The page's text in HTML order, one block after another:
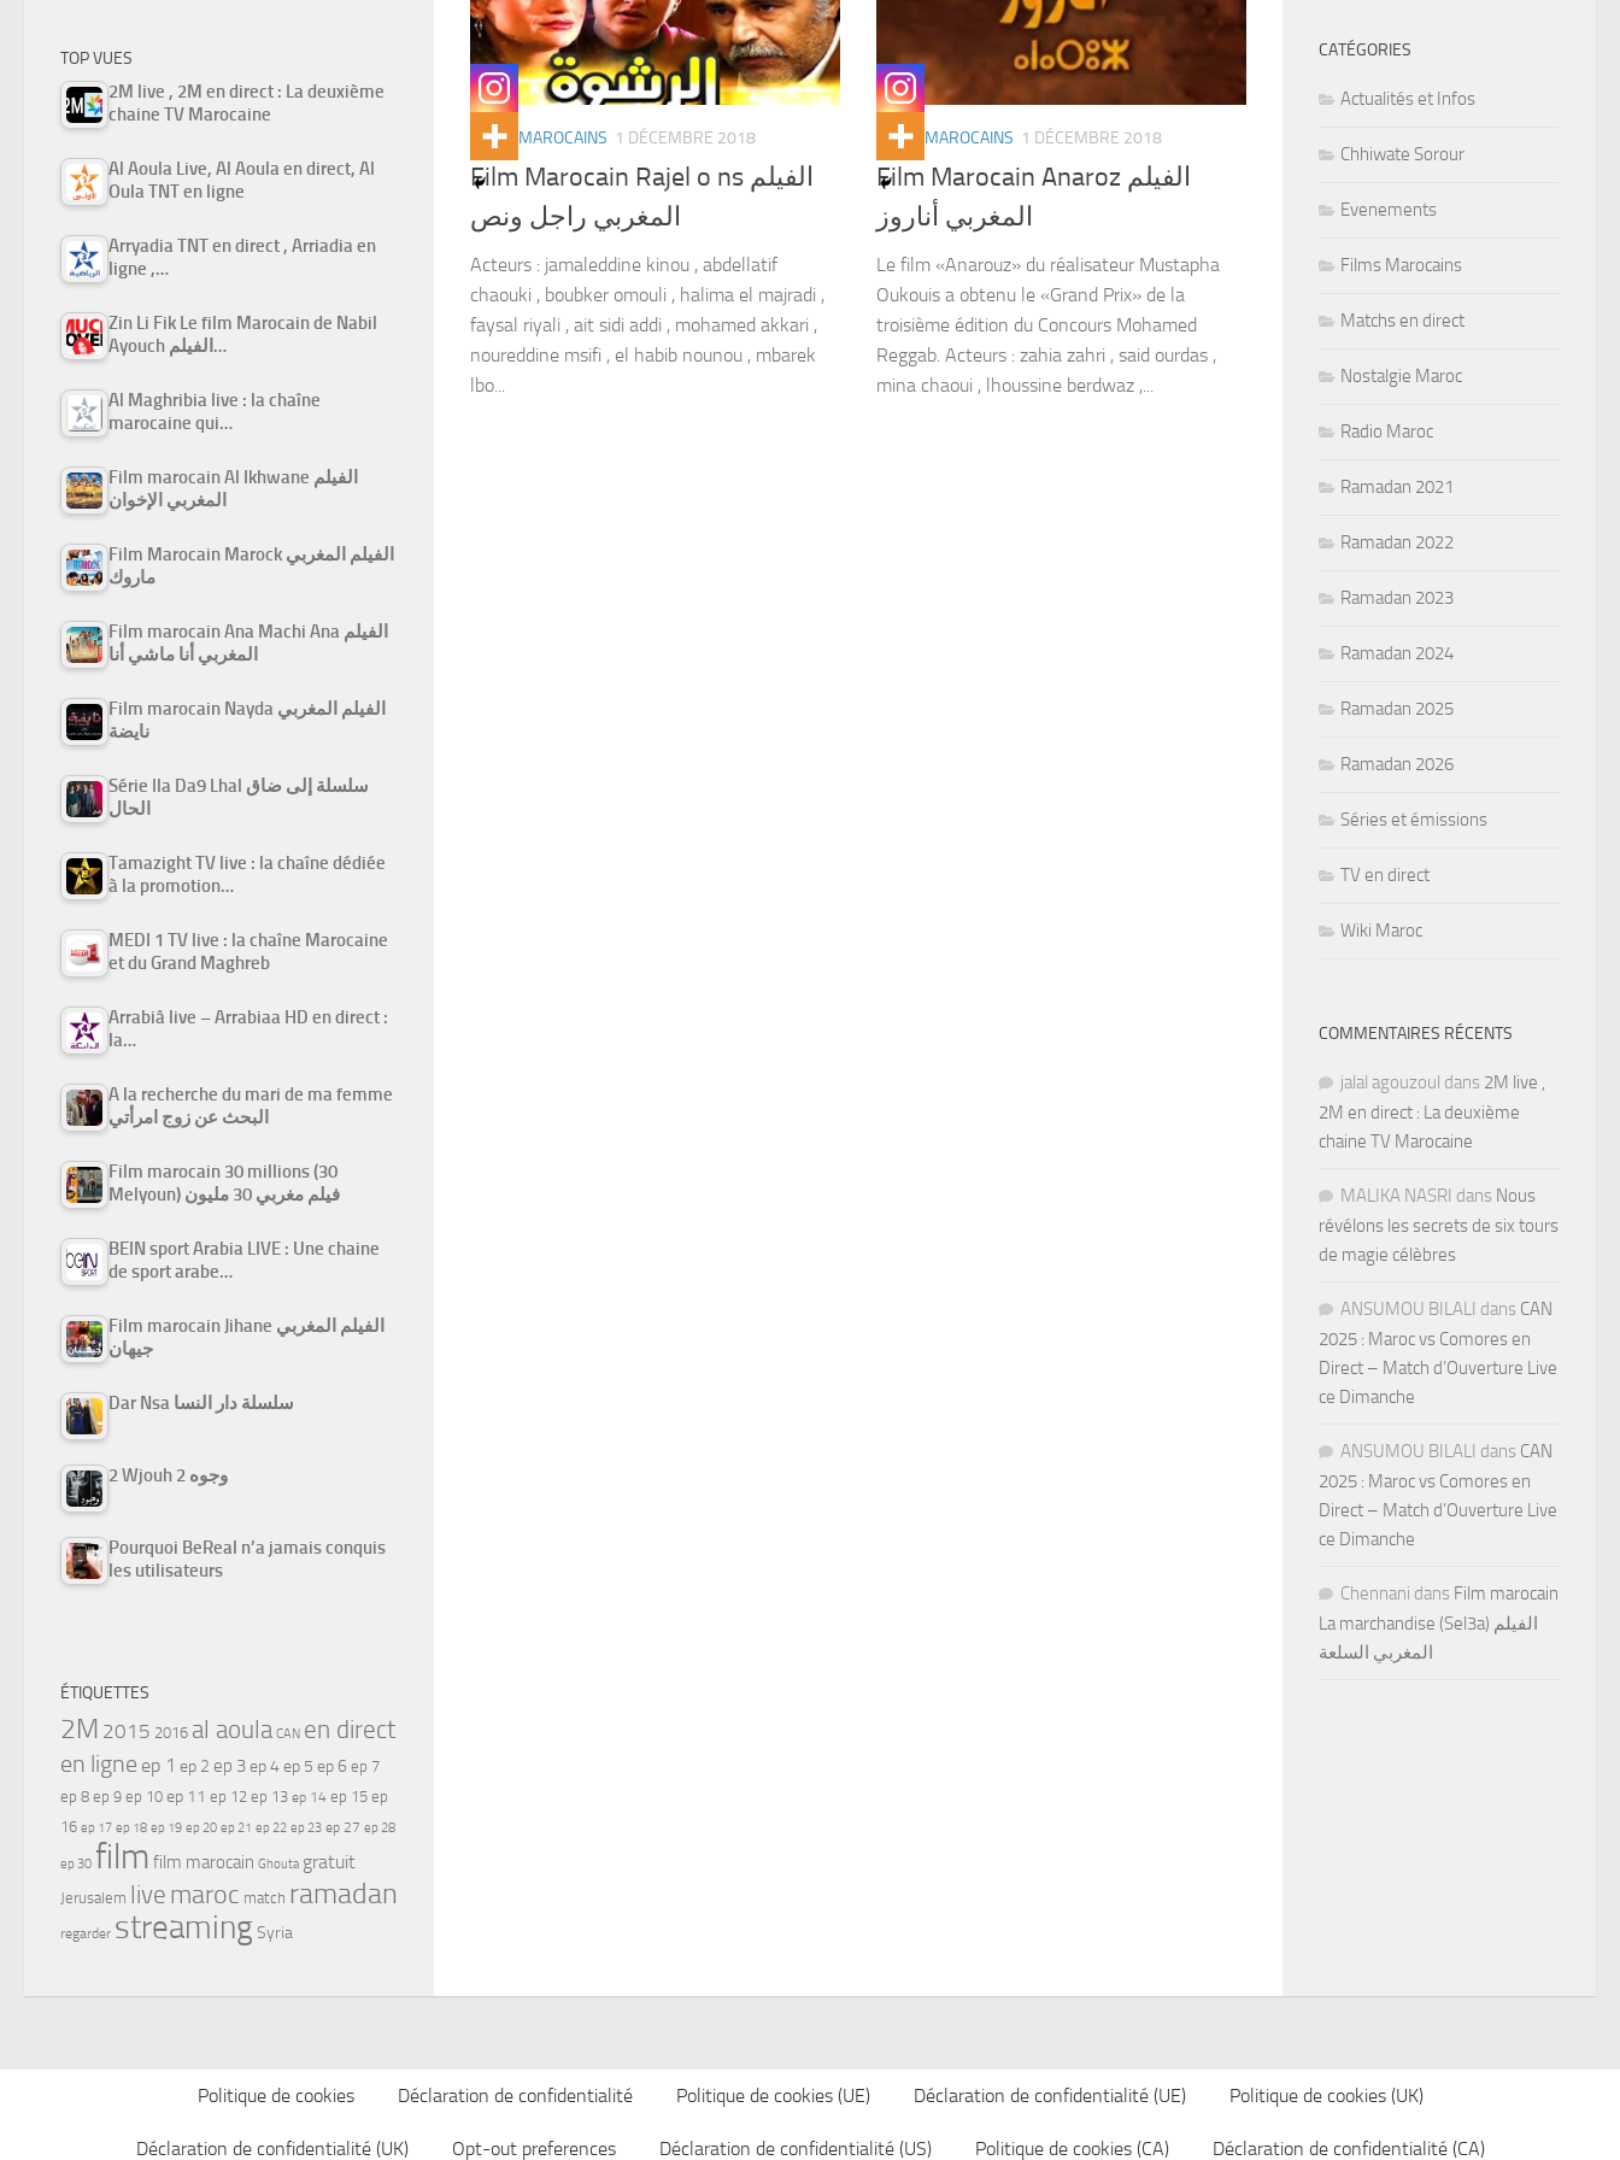
FILMS MAROCAINS 1 DÉCEMBRE 2018
Film Marocain Rajel o ns الفيلم
المغربي راجل ونص
Acteurs : jamaleddine kinou , abdellatif
chaouki , boubker omouli , halima el majradi ,
faysal riyali , ait sidi addi , mohamed akkari ,
noureddine msifi , el habib nounou , mbarek
lbo...
FILMS MAROCAINS 1 DÉCEMBRE 2018
Film Marocain Anaroz الفيلم
المغربي أناروز
Le film «Anarouz» du réalisateur Mustapha
Oukouis a obtenu le «Grand Prix» de la
troisième édition du Concours Mohamed
Reggab. Acteurs : zahia zahri , said ourdas ,
mina chaoui , lhoussine berdwaz ,...
TOP VUES
2M live , 2M en direct : La deuxième
chaine TV Marocaine
Al Aoula Live, Al Aoula en direct, Al
Oula TNT en ligne
Arryadia TNT en direct , Arriadia en
ligne ,…
Zin Li Fik Le film Marocain de Nabil
Ayouch الفيلم…
Al Maghribia live : la chaîne
marocaine qui…
Film marocain Al Ikhwane الفيلم
المغربي الإخوان
Film Marocain Marock الفيلم المغربي
ماروك
Film marocain Ana Machi Ana الفيلم
المغربي أنا ماشي أنا
Film marocain Nayda الفيلم المغربي
نايضة
Série Ila Da9 Lhal سلسلة إلى ضاق
الحال
Tamazight TV live : la chaîne dédiée
à la promotion…
MEDI 1 TV live : la chaîne Marocaine
et du Grand Maghreb
Arrabiâ live – Arrabiaa HD en direct :
la…
A la recherche du mari de ma femme
البحث عن زوج امرأتي
Film marocain 30 millions (30
Melyoun) فيلم مغربي 30 مليون
BEIN sport Arabia LIVE : Une chaine
de sport arabe…
Film marocain Jihane الفيلم المغربي
جيهان
Dar Nsa سلسلة دار النسا
2 Wjouh 2 وجوه
Pourquoi BeReal n’a jamais conquis
les utilisateurs
ÉTIQUETTES
2M 2015 2016 al aoula CAN en direct
en ligne ep 1 ep 2 ep 3ep 4ep 5 ep 6 ep 7
ep 8 ep 9 ep 10 ep 11 ep 12 ep 13 ep 14 ep 15 ep
16 ep 17 ep 18 ep 19 ep 20 ep 21 ep 22 ep 23 ep 27 ep 28
ep 30 film film marocain Ghouta gratuit
Jerusalem live maroc match ramadan
regarder streamingSyria
CATÉGORIES
Actualités et Infos
Chhiwate Sorour
Evenements
Films Marocains
Matchs en direct
Nostalgie Maroc
Radio Maroc
Ramadan 2021
Ramadan 2022
Ramadan 2023
Ramadan 2024
Ramadan 2025
Ramadan 2026
Séries et émissions
TV en direct
Wiki Maroc
COMMENTAIRES RÉCENTS
jalal agouzoul dans 2M live ,
2M en direct : La deuxième
chaine TV Marocaine
MALIKA NASRI dans Nous
révélons les secrets de six tours
de magie célèbres
ANSUMOU BILALI dans CAN
2025 : Maroc vs Comores en
Direct – Match d’Ouverture Live
ce Dimanche
ANSUMOU BILALI dans CAN
2025 : Maroc vs Comores en
Direct – Match d’Ouverture Live
ce Dimanche
Chennani dans Film marocain
La marchandise (Sel3a) الفيلم
المغربي السلعة
Politique de cookies Déclaration de confidentialité Politique de cookies (UE) Déclaration de confidentialité (UE) Politique de cookies (UK)
Déclaration de confidentialité (UK) Opt-out preferences Déclaration de confidentialité (US) Politique de cookies (CA) Déclaration de confidentialité (CA)